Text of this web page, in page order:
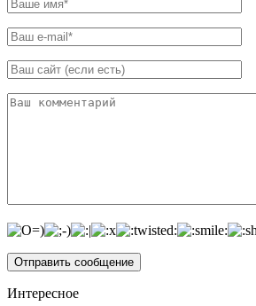
Интересное